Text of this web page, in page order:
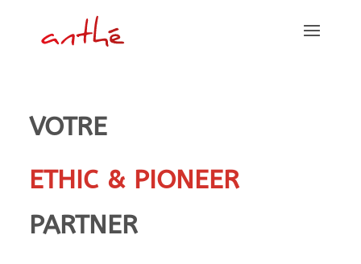
VOTRE
ETHIC & PIONEER
PARTNER